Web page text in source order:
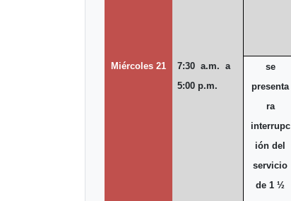
Miércoles 21
7:30 a.m. a
5:00 p.m.
se
presenta
ra
interrupc
ión del
servicio
de 1 ½